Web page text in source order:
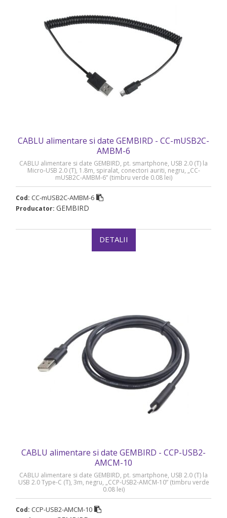
CABLU alimentare si date GEMBIRD - CC-mUSB2C-
AMBM-6
CABLU alimentare si date GEMBIRD, pt. smartphone, USB 2.0 (T) la
Micro-USB 2.0 (T), 1.8m, spiralat, conectori auriti, negru, „CC-
mUSB2C-AMBM-6” (timbru verde 0.08 lei)
Cod: CC-mUSB2C-AMBM-6
Producator: GEMBIRD
DETALII
CABLU alimentare si date GEMBIRD - CCP-USB2-
AMCM-10
CABLU alimentare si date GEMBIRD, pt. smartphone, USB 2.0 (T) la
USB 2.0 Type-C (T), 3m, negru, „CCP-USB2-AMCM-10” (timbru verde
0.08 lei)
Cod: CCP-USB2-AMCM-10